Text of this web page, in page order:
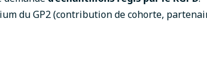
du GP2 (contribution de cohorte,